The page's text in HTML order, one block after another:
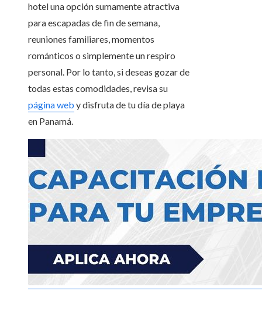
hotel una opción sumamente atractiva
para escapadas de fin de semana,
reuniones familiares, momentos
románticos o simplemente un respiro
personal. Por lo tanto, si deseas gozar de
todas estas comodidades, revisa su
página web y disfruta de tu día de playa
en Panamá.